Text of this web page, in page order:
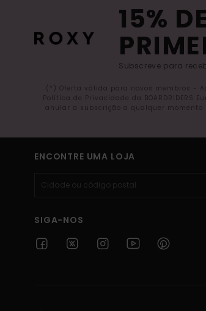
15%
Subscreve para
(*) Oferta válida para novos membros -
Política de Privacidade da
anular a subscrição a qualquer momento
ENCONTRE UMA LOJA
SIGA-NOS